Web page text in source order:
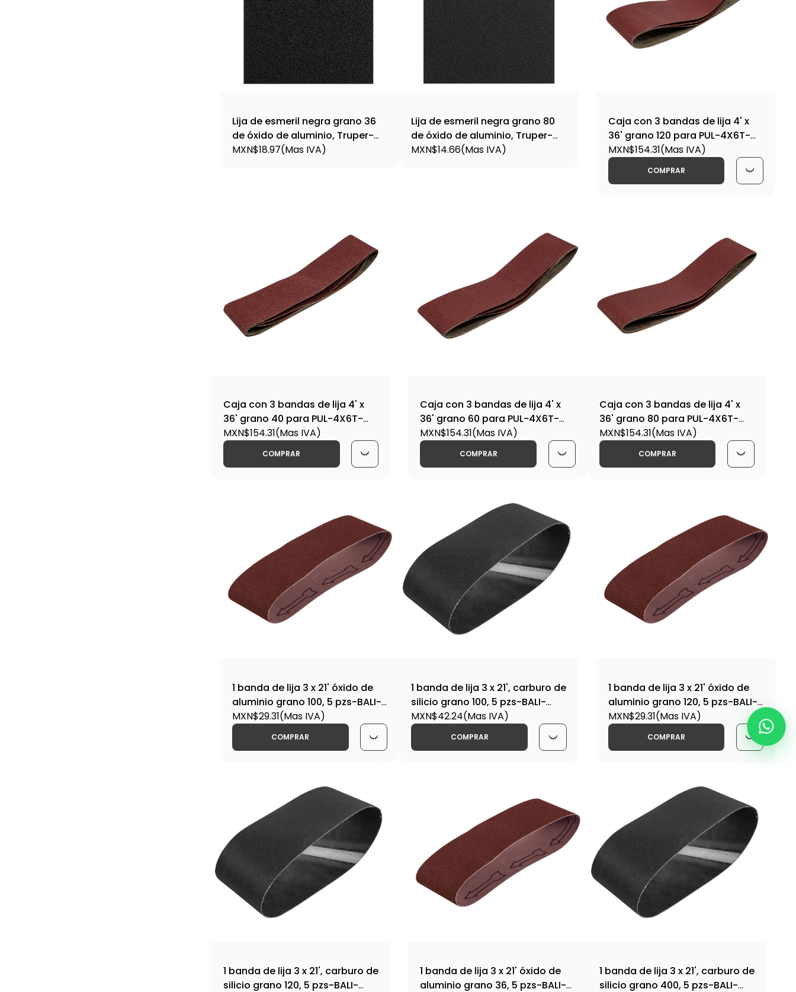
Lija de esmeril negra grano 36
de óxido de aluminio, Truper-
LIME-36 / 11600
MXN$18.97(Mas IVA)
Lija de esmeril negra grano 80
de óxido de aluminio, Truper-
LIME-80 / 11602
MXN$14.66(Mas IVA)
Caja con 3 bandas de lija 4' x
36' grano 120 para PUL-4X6T-
B120-PUL-4X6 / 16172
MXN$154.31(Mas IVA)
COMPRAR
Caja con 3 bandas de lija 4' x
36' grano 40 para PUL-4X6T-
B40-PUL-4X6 / 16167
MXN$154.31(Mas IVA)
COMPRAR
Caja con 3 bandas de lija 4' x
36' grano 60 para PUL-4X6T-
B60-PUL-4X6 / 16169
MXN$154.31(Mas IVA)
COMPRAR
Caja con 3 bandas de lija 4' x
36' grano 80 para PUL-4X6T-
B80-PUL-4X6 / 16171
MXN$154.31(Mas IVA)
COMPRAR
1 banda de lija 3 x 21' óxido de
aluminio grano 100, 5 pzs-BALI-
3100M / 15800
MXN$29.31(Mas IVA)
COMPRAR
1 banda de lija 3 x 21', carburo de
silicio grano 100, 5 pzs-BALI-
3100V / 17769
MXN$42.24(Mas IVA)
COMPRAR
1 banda de lija 3 x 21' óxido de
aluminio grano 120, 5 pzs-BALI-
3120M / 15819
MXN$29.31(Mas IVA)
COMPRAR
1 banda de lija 3 x 21', carburo de
silicio grano 120, 5 pzs-BALI-
1 banda de lija 3 x 21' óxido de
aluminio grano 36, 5 pzs-BALI-
1 banda de lija 3 x 21', carburo de
silicio grano 400, 5 pzs-BALI-